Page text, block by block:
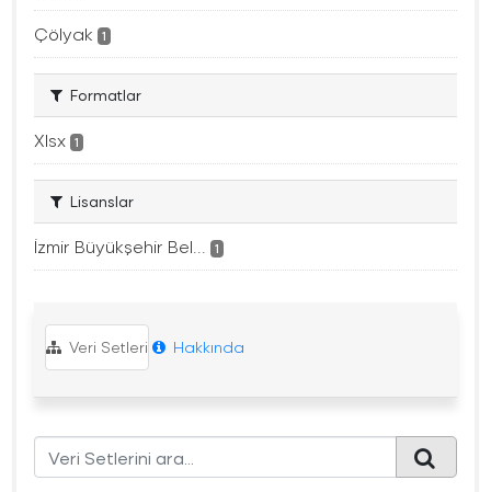
Çölyak 1
Formatlar
Xlsx 1
Lisanslar
İzmir Büyükşehir Bel... 1
Veri Setleri Hakkında